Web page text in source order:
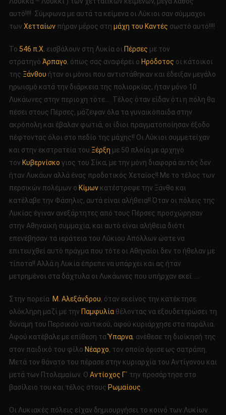
αυτό!!!! Σύμφωνα με αυτά τα κείμενα οι Λύκιοι σαν σύμμαχοι
των Χετταίωνπήραν μέρος στη μάχη του Καντές σωστό αυτό!!!!
Το 546 π.Χ. εισβάλουν στη Λυκία οι Πέρσες με τον
στρατηγό Άρπαγο, όπως σας αναφέρει ο Ηρόδοτος οι κάτοικοι
της Ξάνθου ήταν οι μόνοι που αντιστάθηκαν και έδειξαν μεγάλο
ηρωισμό κατά την διάρκεια της πολιορκίας, ήταν μόνο 10
Λυκάωνες στην περιοχη τότε…. Τέλος όταν είδαν ότι η πόλη θα
πέσει στους Πέρσες, μάζεψαν όλα τα γυναικόπαιδα στην
ακρόπολη και έβαλαν φωτιά, οι ίδιοι πραγματοποίησαν έξοδο
πέφτοντας όλοι στο πεδίο της μάχης!! Οι Λύκιοι συμμετείχαν
και στην εκστρατεία του Ξέρξη με 50 πλοία με αρχηγό
τον Κυβερνίσκο γιος του Σίκα, με την μόνη διαφορά αυτός δεν
ήταν Λυκάων αλλά ένας προδοτικός Χεταίος!! Με το τέλος των
περσικών πολέμων ο Κίμωνκατέστρεψε την Ξάνθο και
κατέλαβε την Φάσηλις, αυτά είναι αλήθεια!! Όταν οι πόλεις της
Λυκίας έγιναν ανεξάρτητες από τους Πέρσες προσχώρησαν
στην Αθηναϊκή συμμαχία, και αυτό είναι αλήθεια διότι
επενέβησαν τα ιεράτεια του Λύκιου Απόλλων ώστε να
επιτευχθεί αυτό πράγμα που τότε οι Αθηναίοι δεν το ήθελαν με
τίποτα!! Αλλά η Λυκία έπρεπε να υπάρχει και ας ήταν
μετρημένοι στα δάχτυλα οι Λυκάωνες που υπήρχαν εκεί…..
Στην πορεία Μ. Αλεξάνδρου, όταν εκείνος την κατέκτησε
ολόκληρη μαζί με την Παμφυλίαθέλοντας να εξουδετερώσει τη
δύναμη του Περσικού ναυτικού, αφού κυριάρχησε στα παράλια.
Αφού κατέβαλε με επίθεση ταΎπαρνα, ανέθεσε τη διοίκησή της
στον παιδικό του φίλο Νέαρχο, τον οποίο όρισε ως σατράπη.
Μετά τον θάνατο του πέρασε στην κυριαρχία του Αντίγονου και
μετά των Πτολεμαίων. Ο Αντίοχος Γ΄ την προσάρτησε στο
βασίλειο του και τέλος στους Ρωμαίους
Οι Λυκιακές πόλεις είχαν δημιουργήσει το κοινό των Λυκίων